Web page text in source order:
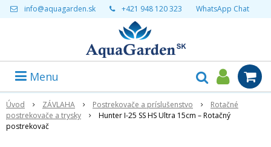
info@aquagarden.sk +421 948 120 323 WhatsApp Chat
Menu
Úvod ZÁVLAHA Postrekovače a príslušenstvo
Rotačné
postrekovače a trysky
Hunter I-25 SS HS Ultra 15cm – Rotačný
postrekovač